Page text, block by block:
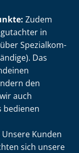
Zudem
in
Spe­zi­al­kom­
Das
den
auch
bedienen
Unsere Kunden
sich unsere